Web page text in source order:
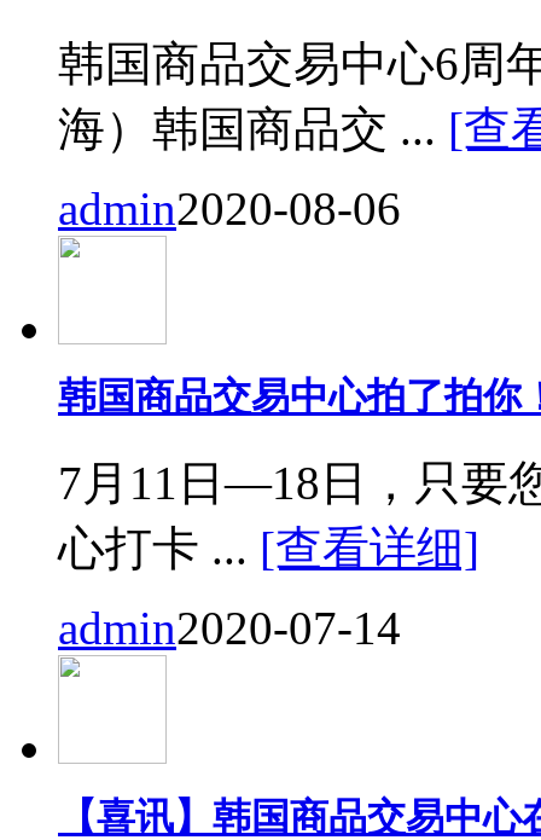
韩国商品交易中心6周
海）韩国商品交 ... [查
admin2020-08-06
韩国商品交易中心拍了拍你
7月11日—18日，只要
心打卡 ... [查看详细]
admin2020-07-14
【喜讯】韩国商品交易中